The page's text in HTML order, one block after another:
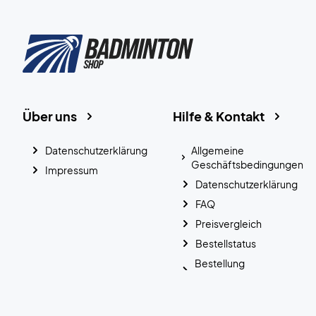
Hilfe & Kontakt
Allgemeine
Geschäftsbedingungen
Datenschutzerklärung
FAQ
Preisvergleich
Bestellstatus
Bestellung
Über uns
Datenschutzerklärung
Impressum